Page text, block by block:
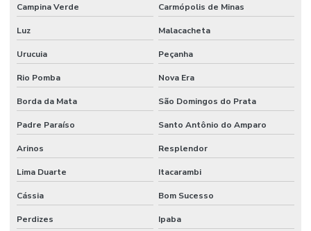
Terminal Hidráulico Flange Minas Gerais
Terminal Hidraulico Macho Fixo Em Minas Gerais
Terminal Hidraulico Macho Npt
Terminal Hidráulico Orfs
Terminal Hidráulico Para Mangueira
Terminal Hidráulico Unf Jic Para Mangueiras
Terminal Hidráulico Variado Minas Gerais
Campina Verde Carmópolis de Minas
Luz Malacacheta
Urucuia Peçanha
Rio Pomba Nova Era
Borda da Mata São Domingos do Prata
Padre Paraíso Santo Antônio do Amparo
Arinos Resplendor
Lima Duarte Itacarambi
Cássia Bom Sucesso
Perdizes Ipaba